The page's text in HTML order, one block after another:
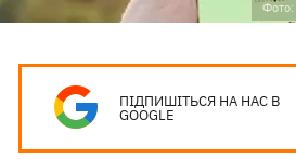
ПІДПИШІТЬСЯ НА НАС В
GOOGLE